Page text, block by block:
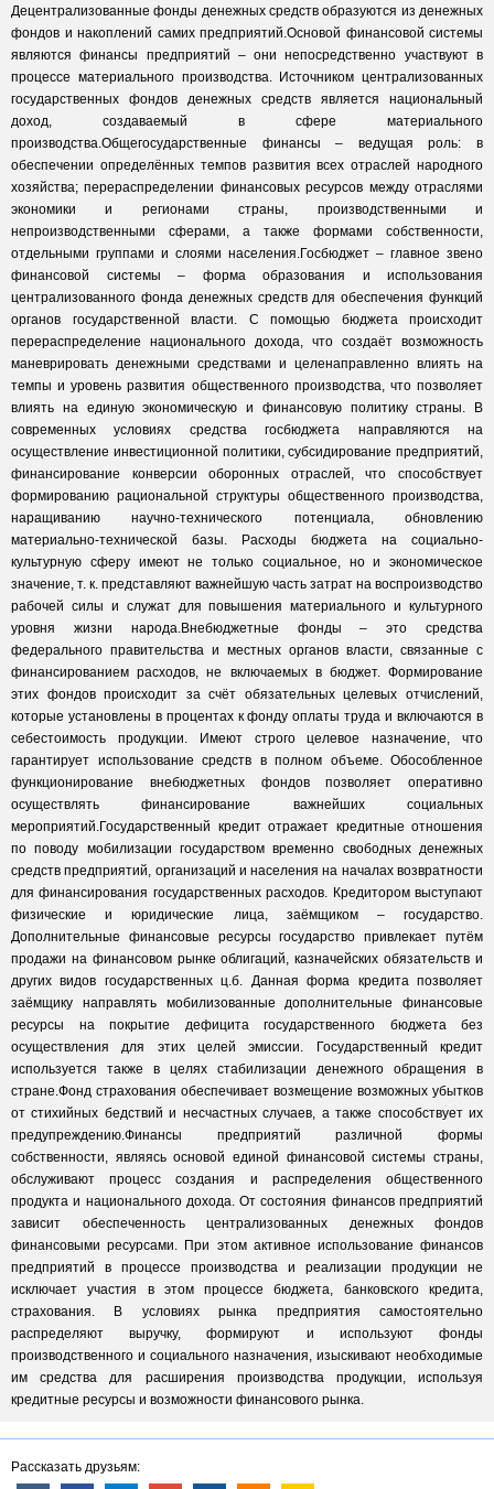
Децентрализованные фонды денежных средств образуются из денежных
фондов и накоплений самих предприятий.Основой финансовой системы
являются финансы предприятий – они непосредственно участвуют в
процессе материального производства. Источником централизованных
государственных фондов денежных средств является национальный
доход, создаваемый в сфере материального
производства.Общегосударственные финансы – ведущая роль: в
обеспечении определённых темпов развития всех отраслей народного
хозяйства; перераспределении финансовых ресурсов между отраслями
экономики и регионами страны, производственными и
непроизводственными сферами, а также формами собственности,
отдельными группами и слоями населения.Госбюджет – главное звено
финансовой системы – форма образования и использования
централизованного фонда денежных средств для обеспечения функций
органов государственной власти. С помощью бюджета происходит
перераспределение национального дохода, что создаёт возможность
маневрировать денежными средствами и целенаправленно влиять на
темпы и уровень развития общественного производства, что позволяет
влиять на единую экономическую и финансовую политику страны. В
современных условиях средства госбюджета направляются на
осуществление инвестиционной политики, субсидирование предприятий,
финансирование конверсии оборонных отраслей, что способствует
формированию рациональной структуры общественного производства,
наращиванию научно-технического потенциала, обновлению
материально-технической базы. Расходы бюджета на социально-
культурную сферу имеют не только социальное, но и экономическое
значение, т. к. представляют важнейшую часть затрат на воспроизводство
рабочей силы и служат для повышения материального и культурного
уровня жизни народа.Внебюджетные фонды – это средства
федерального правительства и местных органов власти, связанные с
финансированием расходов, не включаемых в бюджет. Формирование
этих фондов происходит за счёт обязательных целевых отчислений,
которые установлены в процентах к фонду оплаты труда и включаются в
себестоимость продукции. Имеют строго целевое назначение, что
гарантирует использование средств в полном объеме. Обособленное
функционирование внебюджетных фондов позволяет оперативно
осуществлять финансирование важнейших социальных
мероприятий.Государственный кредит отражает кредитные отношения
по поводу мобилизации государством временно свободных денежных
средств предприятий, организаций и населения на началах возвратности
для финансирования государственных расходов. Кредитором выступают
физические и юридические лица, заёмщиком – государство.
Дополнительные финансовые ресурсы государство привлекает путём
продажи на финансовом рынке облигаций, казначейских обязательств и
других видов государственных ц.б. Данная форма кредита позволяет
заёмщику направлять мобилизованные дополнительные финансовые
ресурсы на покрытие дефицита государственного бюджета без
осуществления для этих целей эмиссии. Государственный кредит
используется также в целях стабилизации денежного обращения в
стране.Фонд страхования обеспечивает возмещение возможных убытков
от стихийных бедствий и несчастных случаев, а также способствует их
предупреждению.Финансы предприятий различной формы
собственности, являясь основой единой финансовой системы страны,
обслуживают процесс создания и распределения общественного
продукта и национального дохода. От состояния финансов предприятий
зависит обеспеченность централизованных денежных фондов
финансовыми ресурсами. При этом активное использование финансов
предприятий в процессе производства и реализации продукции не
исключает участия в этом процессе бюджета, банковского кредита,
страхования. В условиях рынка предприятия самостоятельно
распределяют выручку, формируют и используют фонды
производственного и социального назначения, изыскивают необходимые
им средства для расширения производства продукции, используя
кредитные ресурсы и возможности финансового рынка.
Рассказать друзьям: